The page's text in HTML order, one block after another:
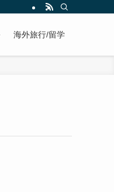
海外旅行/留学